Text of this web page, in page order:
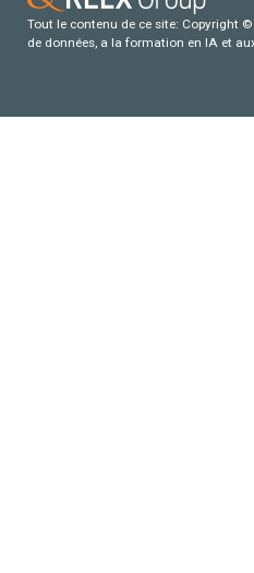
Tout le contenu de ce site: Copyright
de données, a la formation en IA et